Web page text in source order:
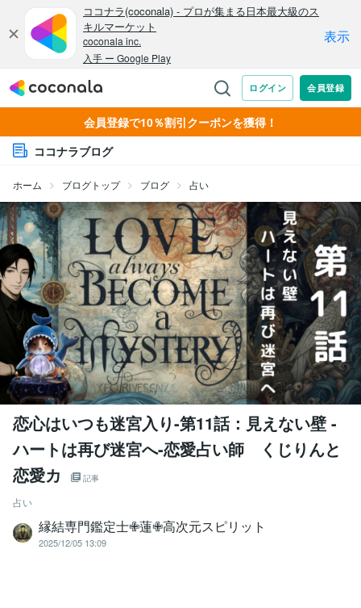
会員登録で10％割引クーポンを獲得！
ココナラブログ
ホーム ブログトップ ブログ 占い
恋心はいつも迷宮入り-第11話：見えない壁 -
ハートは再び迷宮へ-恋愛占い師 くじりんと
恋愛カ
記事
占い
縁結専門鑑定士✙蓮✙高次元スピリット
2025/12/05 13:09